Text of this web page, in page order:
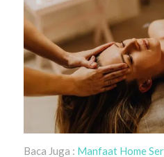
Baca Juga : Manfaat Home